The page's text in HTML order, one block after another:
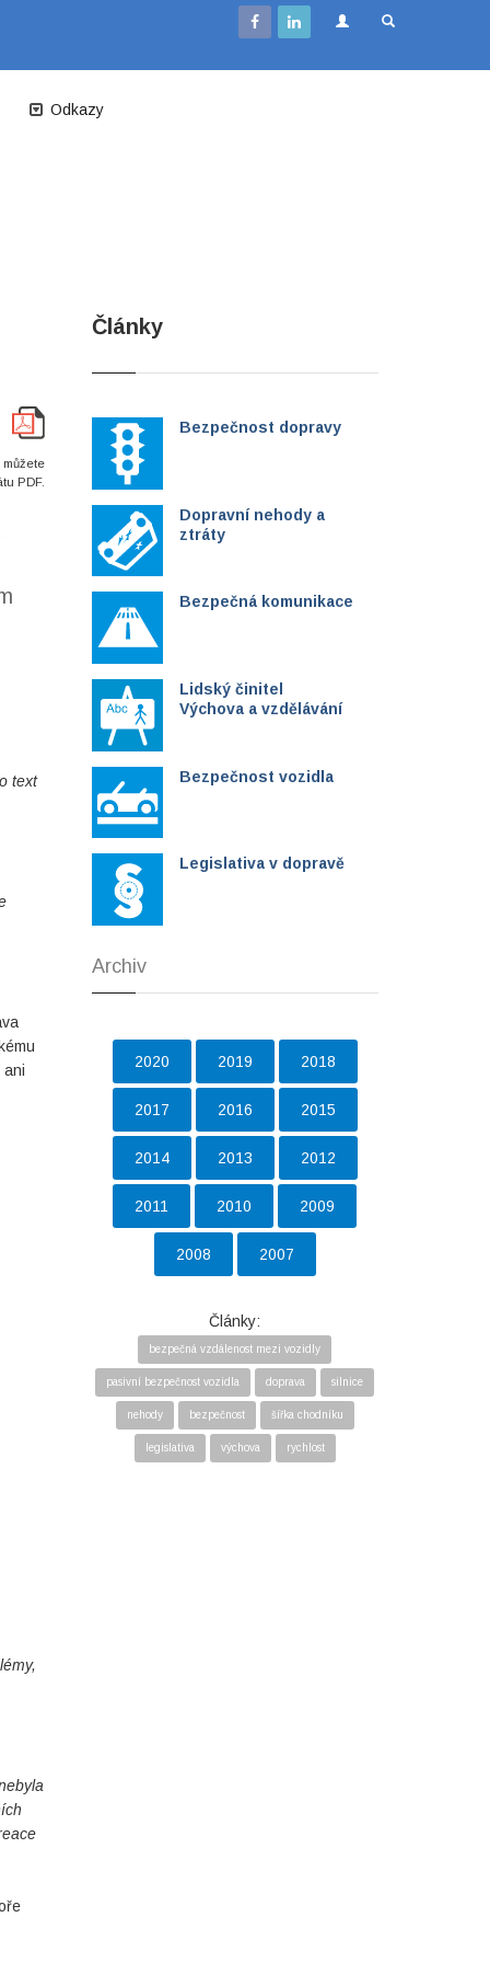
Odkazy
PDF.
text
Články
Bezpečnost dopravy
Dopravní nehody a
ztráty
Bezpečná komunikace
Lidský činitel
Výchova a vzdělávání
Bezpečnost vozidla
Legislativa v dopravě
Archiv
2020 2019 2018
2017 2016 2015
2014 2013 2012
2011 2010 2009
2008 2007
Články:
bezpečná vzdálenost mezi vozidly
pasivní bezpečnost vozidla doprava silnice
nehody bezpečnost šířka chodníku
legislativa výchova rychlost